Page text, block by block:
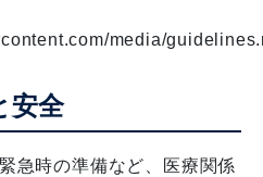
media/
安全
急時の準備など、医療関係